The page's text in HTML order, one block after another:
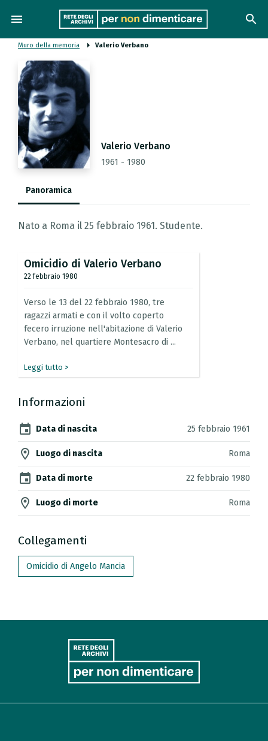
menu search
Muro della memoria Valerio Verbano
Valerio Verbano
1961 - 1980
Panoramica
Nato a Roma il 25 febbraio 1961. Studente.
Omicidio di Valerio Verbano
22 febbraio 1980
Verso le 13 del 22 febbraio 1980, tre
ragazzi armati e con il volto coperto
fecero irruzione nell'abitazione di Valerio
Verbano, nel quartiere Montesacro di ...
Leggi tutto >
Informazioni
event Data di nascita 25 febbraio 1961
location_on Luogo di nascita Roma
event Data di morte 22 febbraio 1980
location_on Luogo di morte Roma
Collegamenti
Omicidio di Angelo Mancia